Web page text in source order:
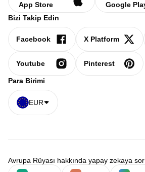
App Store
Google
Bizi Takip Edin
Facebook X Platform
Youtube Pinterest
Para Birimi
EUR
Avrupa Rüyası hakkında yapay zekaya sor